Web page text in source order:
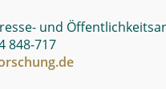
und
848-717